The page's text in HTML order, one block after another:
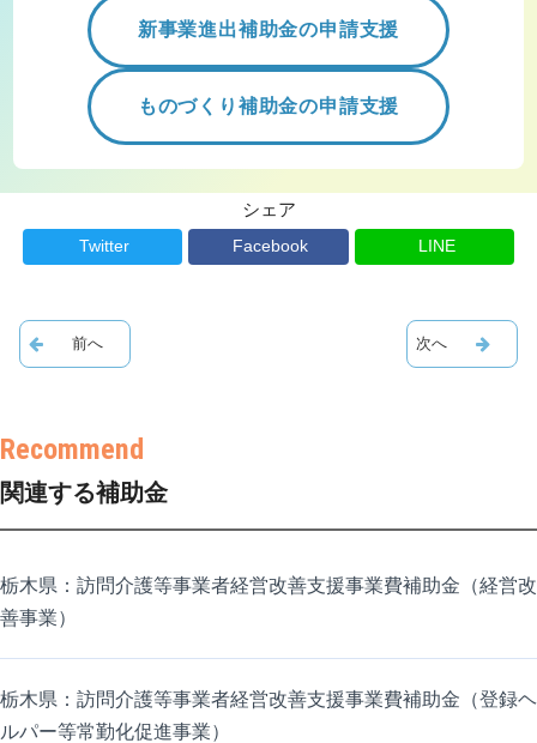
新事業進出補助金の申請支援
ものづくり補助金の申請支援
シェア
Twitter Facebook LINE
関連する補助金
栃木県：訪問介護等事業者経営改善支援事業費補助金（経営改
善事業）
栃木県：訪問介護等事業者経営改善支援事業費補助金（登録ヘ
ルパー等常勤化促進事業）